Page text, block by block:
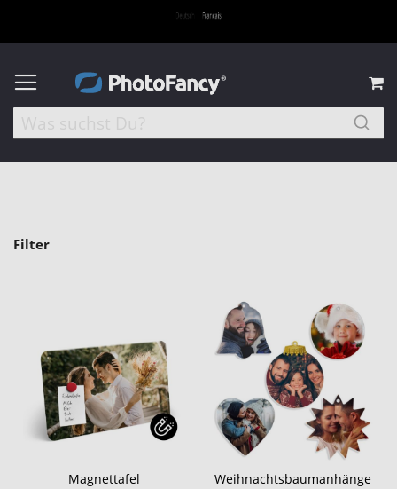
Filter
Magnettafel
Weihnachtsbaumanhänge